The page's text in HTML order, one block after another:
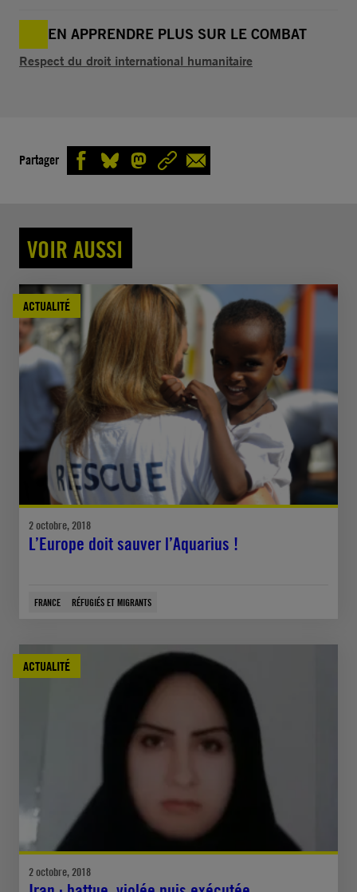
EN APPRENDRE PLUS SUR LE COMBAT
Respect du droit international humanitaire
Partager
VOIR AUSSI
ACTUALITÉ
2 octobre, 2018
L’Europe doit sauver l’Aquarius !
FRANCE RÉFUGIÉS ET MIGRANTS
ACTUALITÉ
2 octobre, 2018